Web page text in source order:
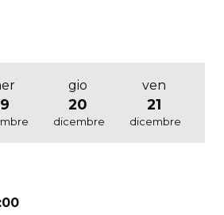
gio
20
dicembre
ven
21
dicembre